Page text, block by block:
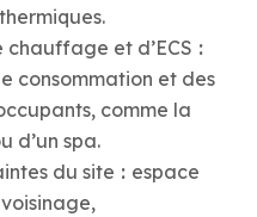
chauffage et d’ECS :
consommation et des
comme la
d’un spa.
du site : espace